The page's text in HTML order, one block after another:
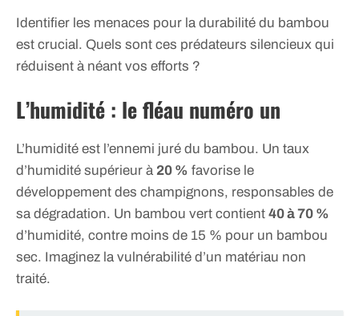
Identifier les menaces pour la durabilité du bambou
est crucial. Quels sont ces prédateurs silencieux qui
réduisent à néant vos efforts ?
L’humidité : le fléau numéro un
L’humidité est l’ennemi juré du bambou. Un taux
d’humidité supérieur à 20 % favorise le
développement des champignons, responsables de
sa dégradation. Un bambou vert contient 40 à 70 %
d’humidité, contre moins de 15 % pour un bambou
sec. Imaginez la vulnérabilité d’un matériau non
traité.